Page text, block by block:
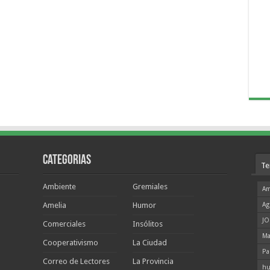
Categorias
Ambiente
Amelia
Comerciales
Cooperativismo
Correo de Lectores
Gremiales
Humor
Insólitos
La Ciudad
La Provincia